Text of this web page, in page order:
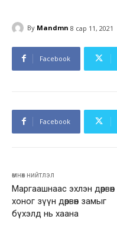
By Mandmn 8 сар 11, 2021
Facebook
Facebook
өмнөх нийтлэл
Маргаашнаас эхлэн дөрвөн
хоног зүүн дөрвөн замыг
бүхэлд нь хаана